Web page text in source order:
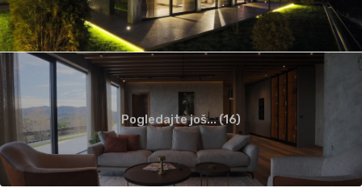
Pogledajte još... (16)